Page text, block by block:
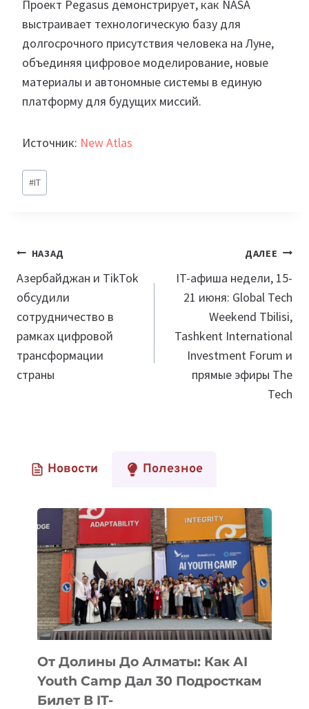
Проект Pegasus демонстрирует, как NASA
выстраивает технологическую базу для
долгосрочного присутствия человека на Луне,
объединяя цифровое моделирование, новые
материалы и автономные системы в единую
платформу для будущих миссий.
Источник: New Atlas
Метки
записи:
#IT
Навигация
по
записям
НАЗАД
Азербайджан и TikTok
обсудили
сотрудничество в
рамках цифровой
трансформации
страны
ДАЛЕЕ
IT-афиша недели, 15-
21 июня: Global Tech
Weekend Tbilisi,
Tashkent International
Investment Forum и
прямые эфиры The
Tech
Новости Полезное
От Долины До Алматы: Как AI
Youth Camp Дал 30 Подросткам
Билет В IT-